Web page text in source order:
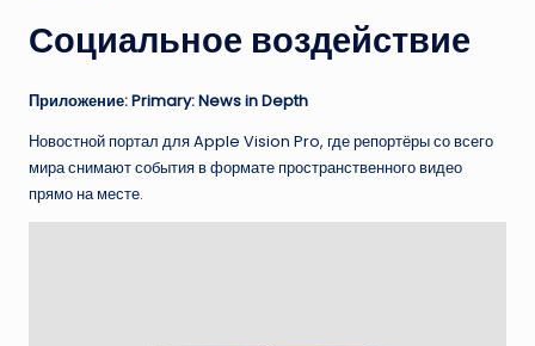
Социальное воздействие
Приложение: Primary: News in Depth
Новостной портал для Apple Vision Pro, где репортёры со всего
мира снимают события в формате пространственного видео
прямо на месте.